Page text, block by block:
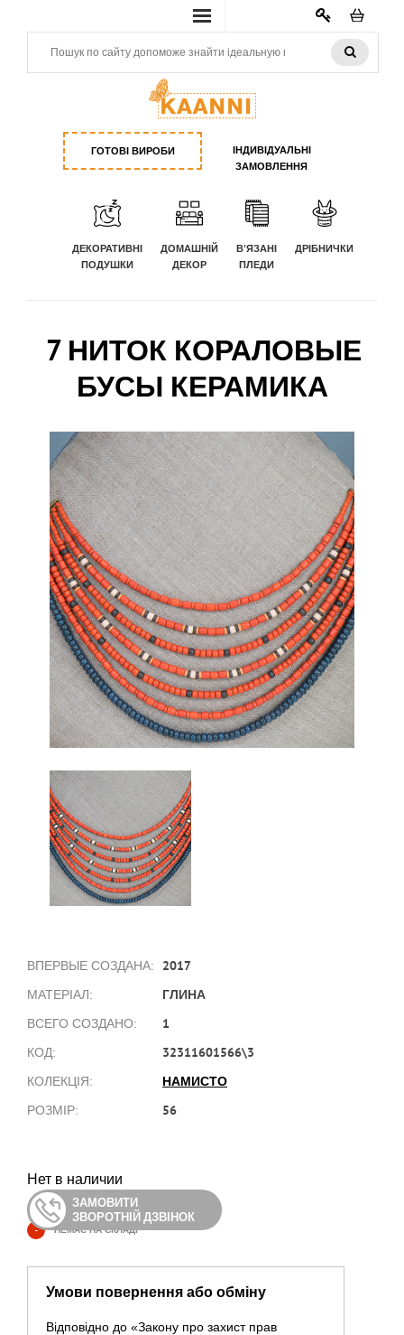
КАБИНЕТ
ГОТОВІ ВИРОБИ
ІНДИВІДУАЛЬНІ
ЗАМОВЛЕННЯ
ДЕКОРАТИВНІ
ПОДУШКИ
ДОМАШНІЙ
ДЕКОР
В'ЯЗАНІ
ПЛЕДИ
ДРІБНИЧКИ
7 НИТОК КОРАЛОВЫЕ
БУСЫ КЕРАМИКА
ВПЕРВЫЕ СОЗДАНА: 2017
МАТЕРІАЛ: ГЛИНА
ВСЕГО СОЗДАНО: 1
КОД: 32311601566\3
КОЛЕКЦІЯ: НАМИСТО
РОЗМІР: 56
Нет в наличии
ЗАМОВИТИ
ЗВОРОТНІЙ ДЗВІНОК
- НЕМАЄ НА СКЛАДІ
Умови повернення або обміну
Відповідно до «Закону про захист прав